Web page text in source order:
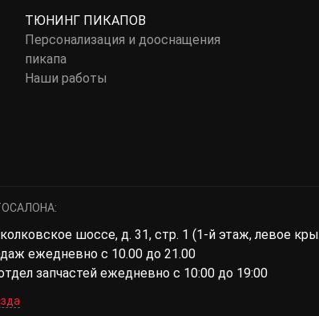
ТЮНИНГ ПИКАПОВ
Персонализация и дооснащения
пикапа
Наши работы
шоссе, д. 31, стр. 1 (1-й этаж, левое
ежедневно с 10.00 до 21.00
запчастей ежедневно с 10:00 до 19:00